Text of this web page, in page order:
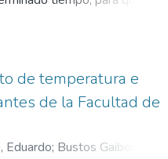
de cerveza
aceptable al gusto del
de mosto en la
de ejecutar el
en una pantalla HMI Delta
de temperatura e
de la Facultad de
Eduardo; Bustos Gaibor,